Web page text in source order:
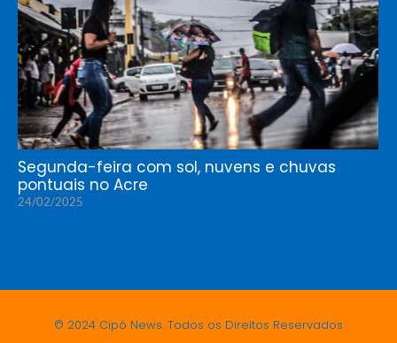
Segunda-feira com sol, nuvens e chuvas
pontuais no Acre
24/02/2025
© 2024 Cipó News. Todos os Direitos Reservados